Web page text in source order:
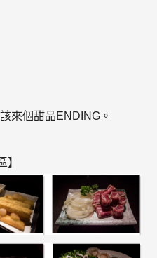
來個甜品ENDING。
】